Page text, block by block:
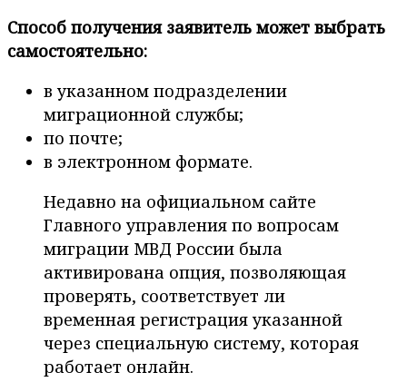
Способ получения заявитель может выбрать
самостоятельно:
в указанном подразделении
миграционной службы;
по почте;
в электронном формате.
Недавно на официальном сайте
Главного управления по вопросам
миграции МВД России была
активирована опция, позволяющая
проверять, соответствует ли
временная регистрация указанной
через специальную систему, которая
работает онлайн.